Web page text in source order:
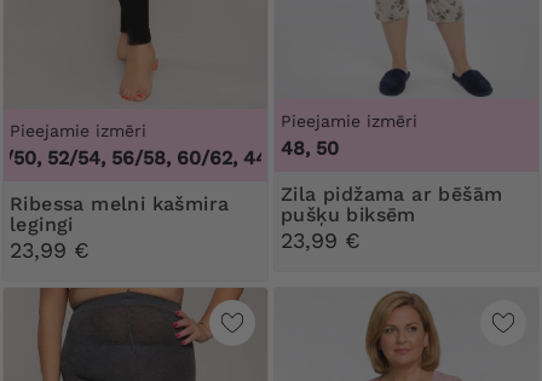
Pieejamie izmēri
52/54, 56/58, 60/62,44/46, 48/50, 52/54, 56/58, 60/62
Ribessa melni kašmira
legingi
23,99 €
Pieejamie izmēri
48, 50
Zila pidžama ar bēšām
pušķu biksēm
23,99 €